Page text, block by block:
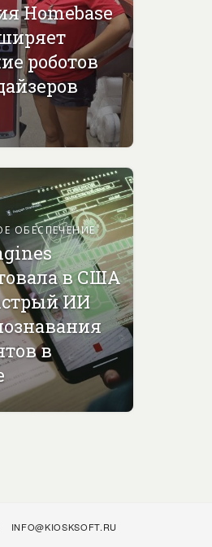
Homebase
роботов
ОБЕСПЕЧЕНИЕ
в США
ИИ
в
INFO@KIOSKSOFT.RU